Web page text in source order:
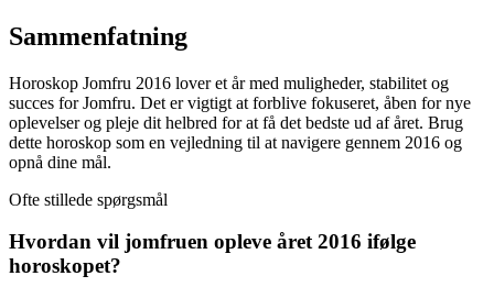
Sammenfatning
Horoskop Jomfru 2016 lover et år med muligheder, stabilitet og
succes for Jomfru. Det er vigtigt at forblive fokuseret, åben for nye
oplevelser og pleje dit helbred for at få det bedste ud af året. Brug
dette horoskop som en vejledning til at navigere gennem 2016 og
opnå dine mål.
Ofte stillede spørgsmål
Hvordan vil jomfruen opleve året 2016 ifølge
horoskopet?